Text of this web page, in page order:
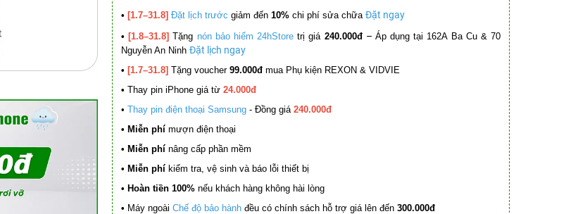
• [1.7–31.8] Đặt lịch trước giảm đến 10% chi phí sửa chữa Đặt ngay
• [1.8–31.8] Tặng nón bảo hiểm 24hStore trị giá 240.000đ – Áp dụng tại 162A Ba Cu & 70
Nguyễn An Ninh Đặt lịch ngay
• [1.7–31.8] Tặng voucher 99.000đ mua Phụ kiện REXON & VIDVIE
• Thay pin iPhone giá từ 24.000đ
• Thay pin điện thoại Samsung - Đồng giá 240.000đ
• Miễn phí mượn điện thoại
• Miễn phí nâng cấp phần mềm
• Miễn phí kiểm tra, vệ sinh và báo lỗi thiết bị
• Hoàn tiền 100% nếu khách hàng không hài lòng
• Máy ngoài Chế độ bảo hành đều có chính sách hỗ trợ giá lên đến 300.000đ